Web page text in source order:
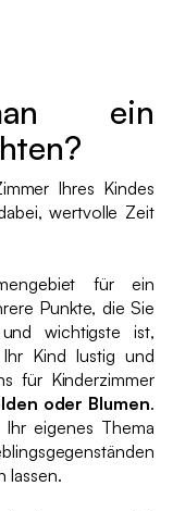
ein
Ihres Kindes
wertvolle Zeit
für ein
Punkte, die Sie
wichtigste ist,
Kind lustig und
für Kinderzimmer
oder Blumen.
eigenes Thema
lassen.